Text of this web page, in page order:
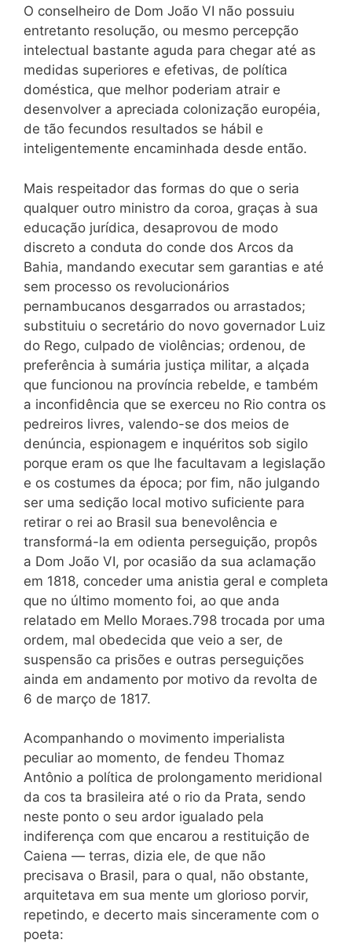
O conselheiro de Dom João VI não possuiu
entretanto resolução, ou mesmo percepção
intelectual bastante aguda para chegar até as
medidas superiores e efetivas, de política
doméstica, que melhor poderiam atrair e
desenvolver a apreciada colonização européia,
de tão fecundos resultados se hábil e
inteligentemente encaminhada desde então.
Mais respeitador das formas do que o seria
qualquer outro ministro da coroa, graças à sua
educação jurídica, desaprovou de modo
discreto a conduta do conde dos Arcos da
Bahia, mandando executar sem garantias e até
sem processo os revolucionários
pernambucanos desgarrados ou arrastados;
substituiu o secretário do novo governador Luiz
do Rego, culpado de violências; ordenou, de
preferência à sumária justiça militar, a alçada
que funcionou na província rebelde, e também
a inconfidência que se exerceu no Rio contra os
pedreiros livres, valendo-se dos meios de
denúncia, espionagem e inquéritos sob sigilo
porque eram os que lhe facultavam a legislação
e os costumes da época; por fim, não julgando
ser uma sedição local motivo suficiente para
retirar o rei ao Brasil sua benevolência e
transformá-la em odienta perseguição, propôs
a Dom João VI, por ocasião da sua aclamação
em 1818, conceder uma anistia geral e completa
que no último momento foi, ao que anda
relatado em Mello Moraes.798 trocada por uma
ordem, mal obedecida que veio a ser, de
suspensão ca prisões e outras perseguições
ainda em andamento por motivo da revolta de
6 de março de 1817.
Acompanhando o movimento imperialista
peculiar ao momento, de fendeu Thomaz
Antônio a política de prolongamento meridional
da cos ta brasileira até o rio da Prata, sendo
neste ponto o seu ardor igualado pela
indiferença com que encarou a restituição de
Caiena — terras, dizia ele, de que não
precisava o Brasil, para o qual, não obstante,
arquitetava em sua mente um glorioso porvir,
repetindo, e decerto mais sinceramente com o
poeta: